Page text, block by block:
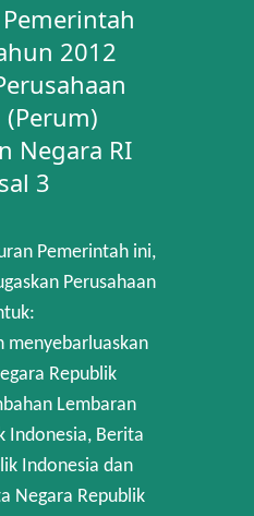
2012
Negara RI
3
Pemerintah ini,
Perusahaan
menyebarluaskan
Republik
Lembaran
Indonesia, Berita
Indonesia dan
Negara Republik